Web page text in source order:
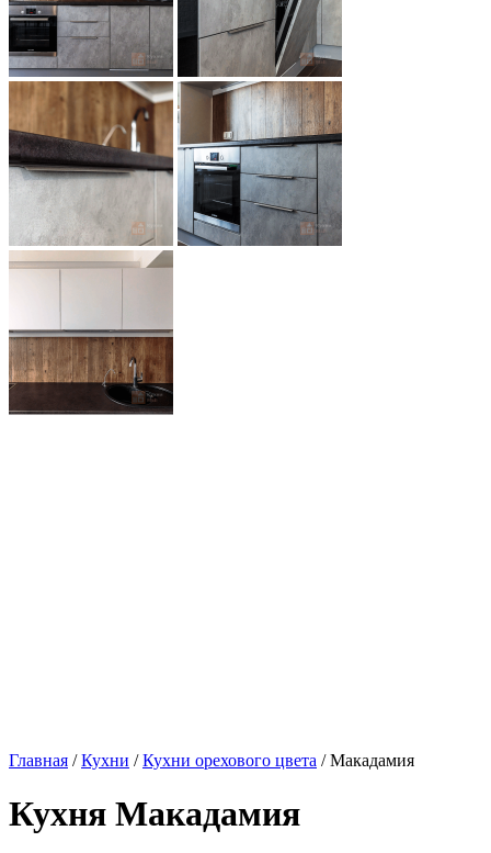
Главная /Кухни /Кухни орехового цвета / Макадамия
Кухня Макадамия